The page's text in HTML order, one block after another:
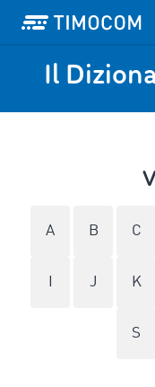
Il
A B C
J K
S